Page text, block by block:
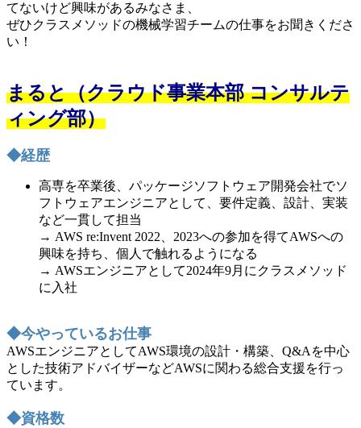
てないけど興味があるみなさま、
ぜひクラスメソッドの機械学習チームの仕事をお聞きくださ
い！
まると（クラウド事業本部 コンサルテ
ィング部）
◆経歴
高専を卒業後、パッケージソフトウェア開発会社でソ
フトウェアエンジニアとして、要件定義、設計、実装
など一貫して担当
→ AWS re:Invent 2022、2023への参加を得てAWSへの
興味を持ち、個人で触れるようになる
→ AWSエンジニアとして2024年9月にクラスメソッド
に入社
◆今やっているお仕事
AWSエンジニアとしてAWS環境の設計・構築、Q&Aを中心
とした技術アドバイザーなどAWSに関わる総合支援を行っ
ています。
◆資格数